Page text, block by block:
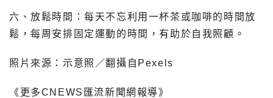
六、放鬆時間：每天不忘利用一杯茶或咖啡的時間放
鬆，每周安排固定運動的時間，有助於自我照顧。
照片來源：示意照／翻攝自Pexels
《更多CNEWS匯流新聞網報導》